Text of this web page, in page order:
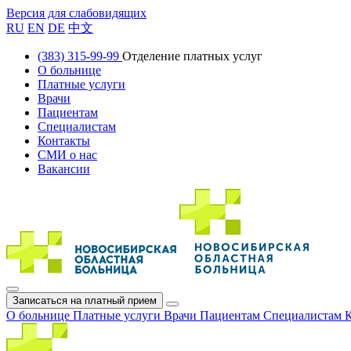
Версия для слабовидящих
RU EN DE 中文
(383) 315-99-99 Отделение платных услуг
О больнице
Платные услуги
Врачи
Пациентам
Специалистам
Контакты
СМИ о нас
Вакансии
Записаться на платный прием
О больнице Платные услуги Врачи Пациентам Специалистам